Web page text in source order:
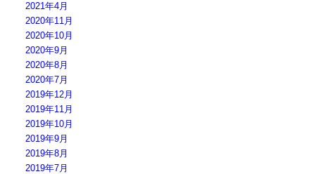
2021年4月
2020年11月
2020年10月
2020年9月
2020年8月
2020年7月
2019年12月
2019年11月
2019年10月
2019年9月
2019年8月
2019年7月